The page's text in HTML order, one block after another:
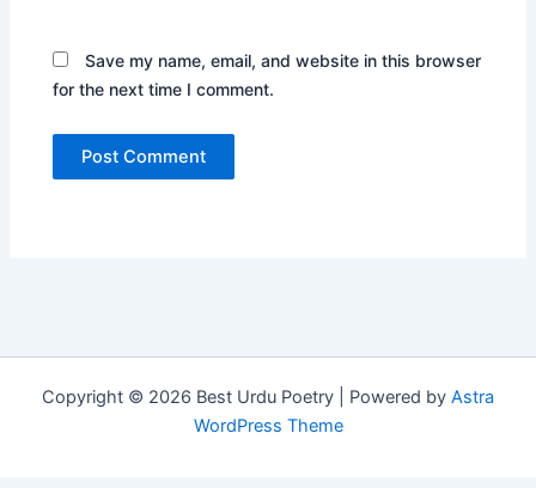
Save my name, email, and website in this browser
for the next time I comment.
Copyright © 2026 Best Urdu Poetry | Powered by Astra
WordPress Theme